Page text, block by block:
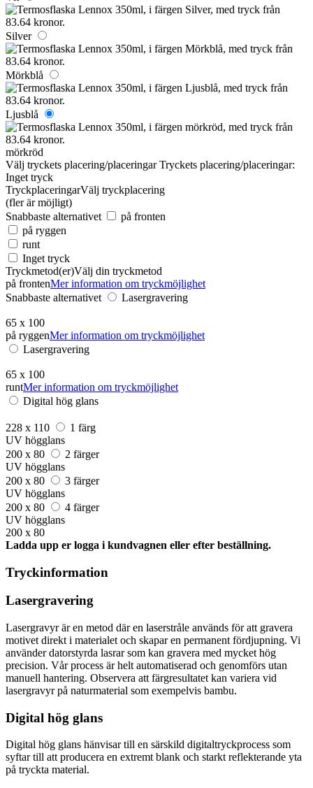
Silver
Mörkblå
Ljusblå
mörkröd
Välj tryckets placering/placeringar Tryckets placering/placeringar:
Inget tryck
TryckplaceringarVälj tryckplacering
(fler är möjligt)
Snabbaste alternativet
på fronten
på ryggen
runt
Inget tryck
Tryckmetod(er)Välj din tryckmetod
på frontenMer information om tryckmöjlighet
Snabbaste alternativet
Lasergravering
65 x 100
på ryggenMer information om tryckmöjlighet
Lasergravering
65 x 100
runtMer information om tryckmöjlighet
Digital hög glans
228 x 110
1 färg
UV högglans
200 x 80
2 färger
UV högglans
200 x 80
3 färger
UV högglans
200 x 80
4 färger
UV högglans
200 x 80
Ladda upp er logga i kundvagnen eller efter beställning.
Tryckinformation
Lasergravering
Lasergravyr är en metod där en laserstråle används för att gravera
motivet direkt i materialet och skapar en permanent fördjupning. Vi
använder datorstyrda lasrar som kan gravera med mycket hög
precision. Vår process är helt automatiserad och genomförs utan
manuell hantering. Observera att färgresultatet kan variera vid
lasergravyr på naturmaterial som exempelvis bambu.
Digital hög glans
Digital hög glans hänvisar till en särskild digitaltryckprocess som
syftar till att producera en extremt blank och starkt reflekterande yta
på tryckta material.